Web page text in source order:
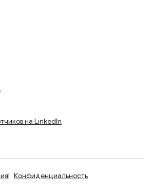
на LinkedIn
Конфиденциальность